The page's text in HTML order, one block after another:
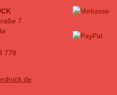
7
778